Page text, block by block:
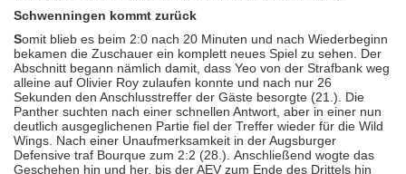
Schwenningen kommt zurück
Somit blieb es beim 2:0 nach 20 Minuten und nach Wiederbeginn
bekamen die Zuschauer ein komplett neues Spiel zu sehen. Der
Abschnitt begann nämlich damit, dass Yeo von der Strafbank weg
alleine auf Olivier Roy zulaufen konnte und nach nur 26
Sekunden den Anschlusstreffer der Gäste besorgte (21.). Die
Panther suchten nach einer schnellen Antwort, aber in einer nun
deutlich ausgeglichenen Partie fiel der Treffer wieder für die Wild
Wings. Nach einer Unaufmerksamkeit in der Augsburger
Defensive traf Bourque zum 2:2 (28.). Anschließend wogte das
Geschehen hin und her, bis der AEV zum Ende des Drittels hin